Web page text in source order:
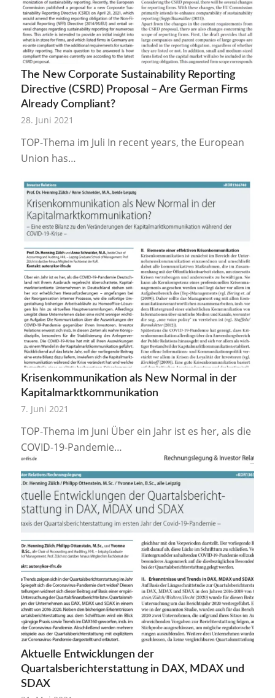
The New Corporate Sustainability Reporting
Directive (CSRD) Proposal – Are German Firms
Already Compliant?
28. Juni 2021
TOP-Thema im Juli In recent years, the European
Union has…
Krisenkommunikation als New Normal in der
Kapitalmarktkommunikation
7. Juni 2021
TOP-Thema im Juni Über ein Jahr ist es her, als die
COVID-19-Pandemie…
Aktuelle Entwicklungen der
Quartalsberichterstattung in DAX, MDAX und
SDAX